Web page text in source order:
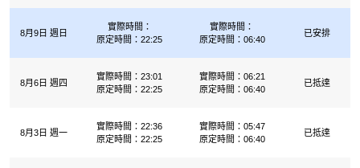
8月9日 週日
實際時間：
原定時間：22:25
實際時間：
原定時間：06:40
已安排
8月6日 週四
實際時間：23:01
原定時間：22:25
實際時間：06:21
原定時間：06:40
已抵達
8月3日 週一
實際時間：22:36
原定時間：22:25
實際時間：05:47
原定時間：06:40
已抵達